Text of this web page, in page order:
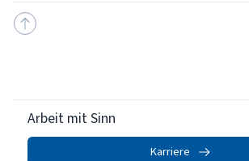
Arbeit mit Sinn
Karriere